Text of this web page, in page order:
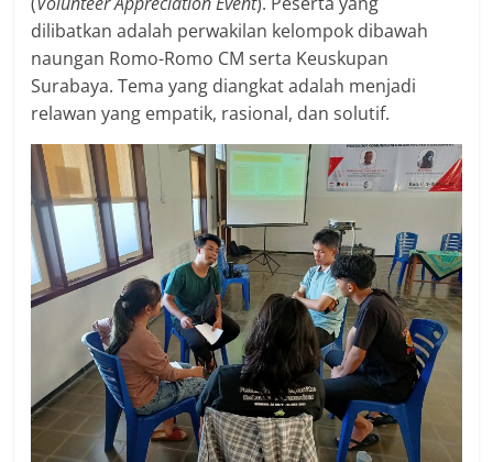
dilibatkan adalah perwakilan kelompok dibawah
naungan Romo-Romo CM serta Keuskupan
Surabaya. Tema yang diangkat adalah menjadi
relawan yang empatik, rasional, dan solutif.